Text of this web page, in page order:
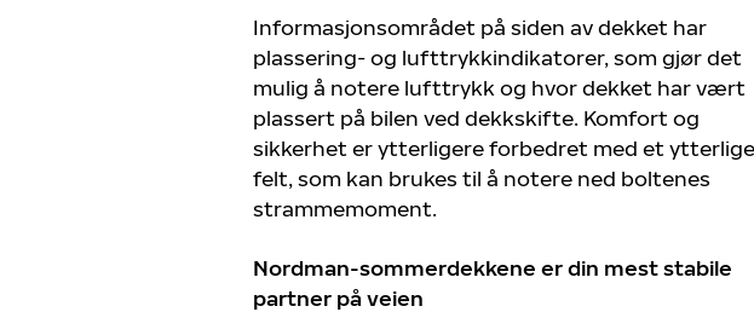
Informasjonsområdet på siden av dekket har
plassering- og lufttrykkindikatorer, som gjør det
mulig å notere lufttrykk og hvor dekket har vært
plassert på bilen ved dekkskifte. Komfort og
sikkerhet er ytterligere forbedret med et
felt, som kan brukes til å notere ned boltenes
strammemoment.
Nordman-sommerdekkene er din mest stabile
partner på veien